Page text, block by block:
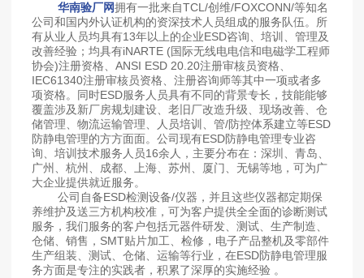
华南验厂网拥有一批来自TCL/创维/FOXCONN/等知名
公司和国内外认证机构的资深技术人员组成的服务队伍。所
有从业人员均具有13年以上的企业ESD咨询、培训、管理及
改善经验；均具有iNARTE (国际无线电电信和电磁学工程师
协会)注册资格、ANSI ESD 20.20注册审核员资格、
IEC61340注册审核员资格、注册咨询师等其中一项或者多
项资格。同时ESD服务人员具有不同的背景专长，技能能够
覆盖涉及新厂房规划建设、老旧厂改造升级、现场改善、仓
储管理、物流运输管理、人员培训、管/防控体系建立等ESD
防静电管理的方方面面。公司现有ESD防静电管理专业咨
询、培训技术服务人员16余人，主要分布在：深圳、青岛、
广州、杭州、成都、上海、苏州、厦门、无锡等地，可为广
大企业提供就近服务。
公司自备ESD检测设备/仪器，并且这些仪器都定期保
养维护及送三方机构校准，可为客户提供全全面的诊断测试
服务，我们服务的客户包括元器件研发、测试、生产制造、
仓储、销售，SMT贴片加工、检修，电子产品整机及零部件
生产组装、测试、仓储、运输等行业，在ESD防静电管理服
务方面是专注的实践者，积累了深厚的实施经验 。